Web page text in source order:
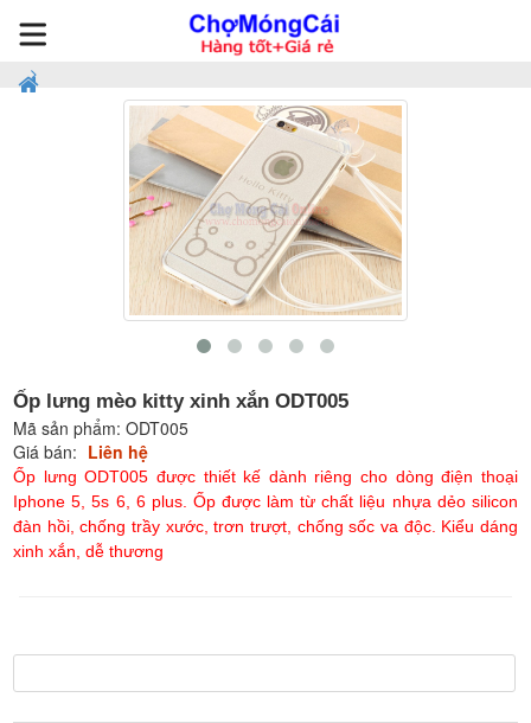
Ốp lưng mèo kitty xinh xắn ODT005
Mã sản phẩm:ODT005
Giá bán: Liên hệ
Ốp lưng ODT005 được thiết kế dành riêng cho dòng điện thoại
Iphone 5, 5s 6, 6 plus. Ốp được làm từ chất liệu nhựa dẻo silicon
đàn hồi, chống trầy xước, trơn trượt, chống sốc va độc. Kiểu dáng
xinh xắn, dễ thương